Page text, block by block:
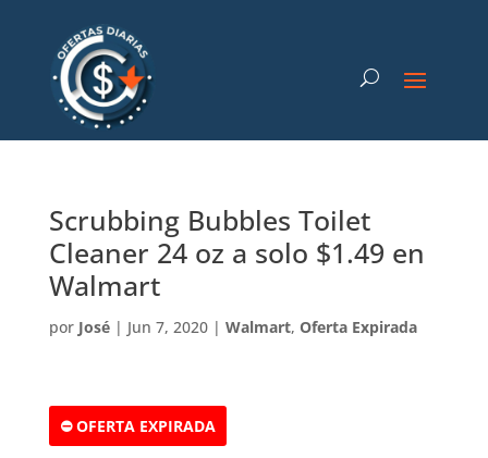
Scrubbing Bubbles Toilet
Cleaner 24 oz a solo $1.49 en
Walmart
por José| Jun 7, 2020| Walmart, Oferta Expirada
⛔ OFERTA EXPIRADA